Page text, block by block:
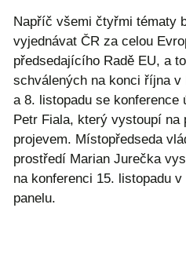
Napříč všemi čtyřmi tématy
vyjednávat ČR za celou
předsedajícího Radě EU, a
schválených na konci října v
a 8. listopadu se konference
Petr Fiala, který vystoupí na
projevem. Místopředseda
prostředí Marian Jurečka
na konferenci 15. listopadu
panelu.